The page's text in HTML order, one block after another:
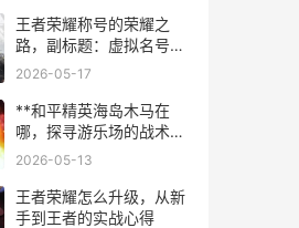
王者荣耀称号的荣耀之
路，副标题：虚拟名号背
后的玩家史诗
2026-05-17
**和平精英海岛木马在
哪，探寻游乐场的战术瑰
宝**
2026-05-13
王者荣耀怎么升级，从新
手到王者的实战心得